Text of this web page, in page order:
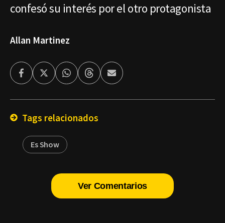
confesó su interés por el otro protagonista
Allan Martinez
FacebookTwitterWhatsappThreadsEnviar
por
Tags relacionados
Es Show
Ver Comentarios